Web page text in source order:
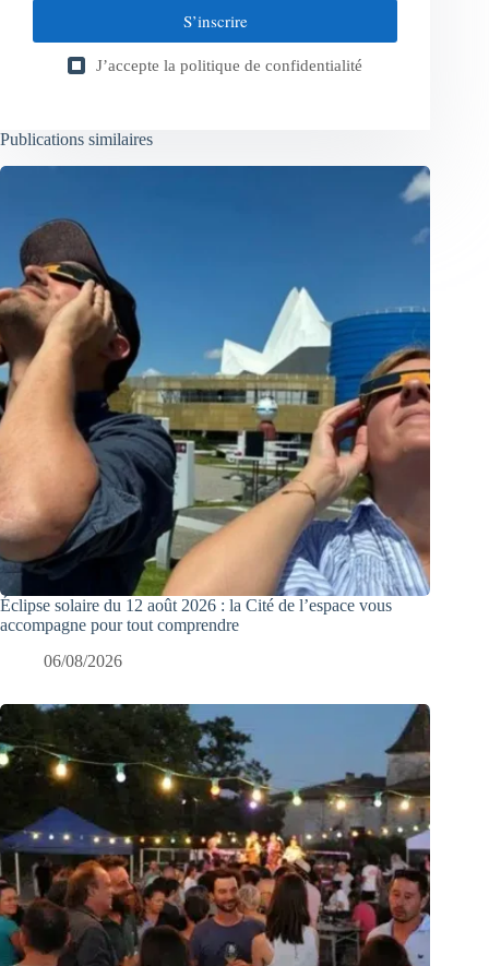
S’inscrire
J’accepte la politique de confidentialité
Publications similaires
Éclipse solaire du 12 août 2026 : la Cité de l’espace vous
accompagne pour tout comprendre
06/08/2026